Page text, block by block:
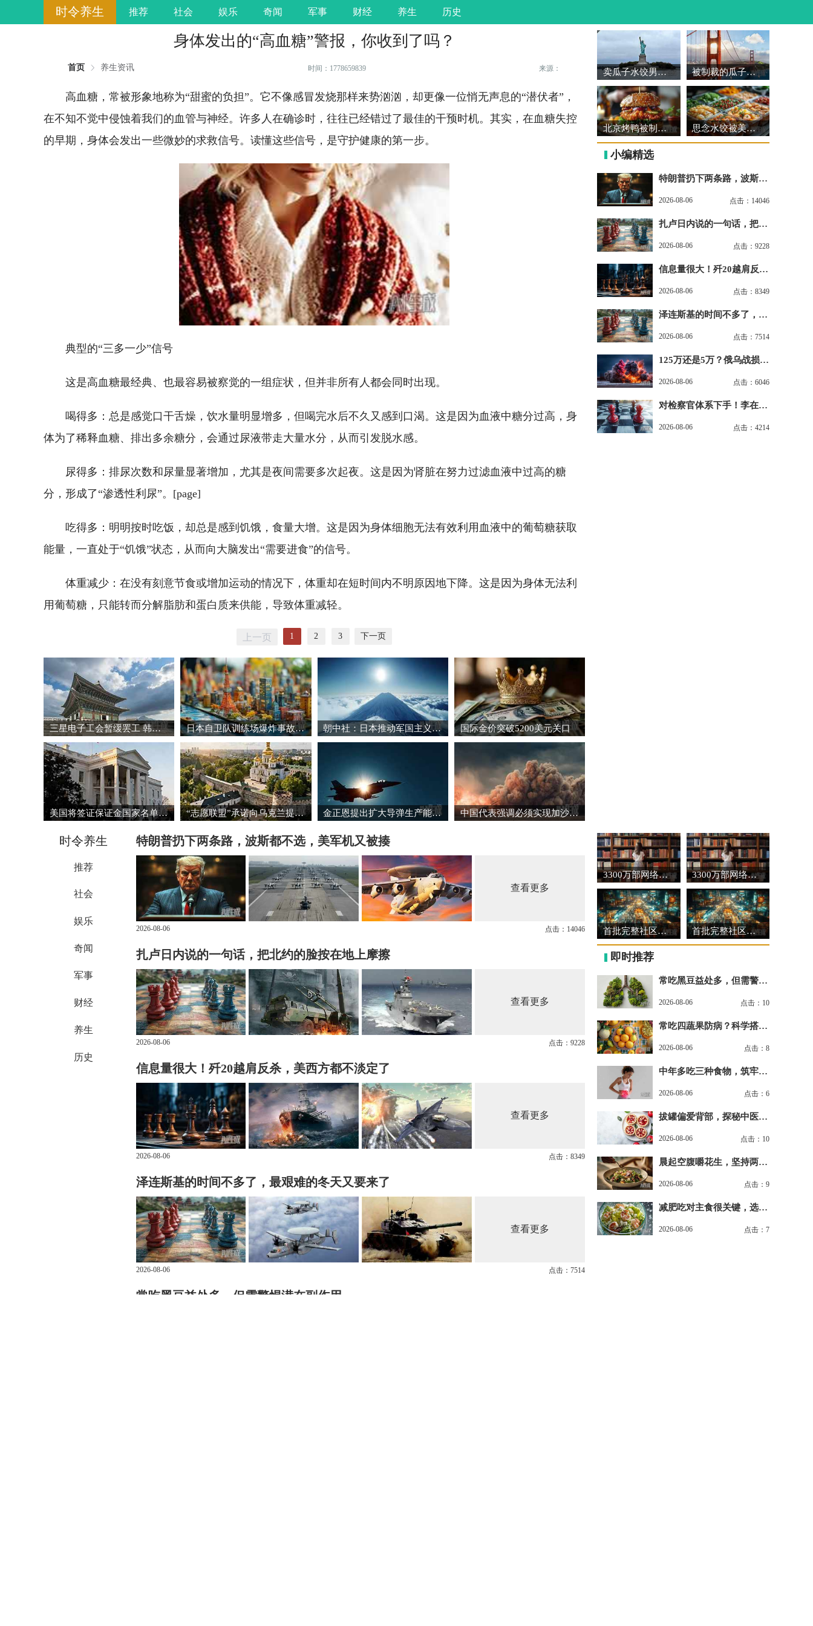
时令养生 推荐 社会 娱乐 奇闻 军事 财经 养生 历史
身体发出的“高血糖”警报，你收到了吗？
首页 养生资讯 时间：1778659839 来源：
高血糖，常被形象地称为“甜蜜的负担”。它不像感冒发烧那样来势汹汹，却更像一位悄无声息的“潜伏者”，
在不知不觉中侵蚀着我们的血管与神经。许多人在确诊时，往往已经错过了最佳的干预时机。其实，在血糖失控
的早期，身体会发出一些微妙的求救信号。读懂这些信号，是守护健康的第一步。
典型的“三多一少”信号
这是高血糖最经典、也最容易被察觉的一组症状，但并非所有人都会同时出现。
喝得多：总是感觉口干舌燥，饮水量明显增多，但喝完水后不久又感到口渴。这是因为血液中糖分过高，身
体为了稀释血糖、排出多余糖分，会通过尿液带走大量水分，从而引发脱水感。
尿得多：排尿次数和尿量显著增加，尤其是夜间需要多次起夜。这是因为肾脏在努力过滤血液中过高的糖
分，形成了“渗透性利尿”。[page]
吃得多：明明按时吃饭，却总是感到饥饿，食量大增。这是因为身体细胞无法有效利用血液中的葡萄糖获取
能量，一直处于“饥饿”状态，从而向大脑发出“需要进食”的信号。
体重减少：在没有刻意节食或增加运动的情况下，体重却在短时间内不明原因地下降。这是因为身体无法利
用葡萄糖，只能转而分解脂肪和蛋白质来供能，导致体重减轻。
上一页 1 2 3 下一页
三星电子工会暂缓罢工 韩国股市强劲反弹 日本自卫队训练场爆炸事故致3死1重伤 朝中社：日本推动军国主义复活将触碰“红线” 国际金价突破5200美元关口
美国将签证保证金国家名单扩大至38国 “志愿联盟”承诺向乌克兰提供安全保障 金正恩提出扩大导弹生产能力的必要性 中国代表强调必须实现加沙全面持久停火
卖瓜子水饺男装，怎会威胁美国？ 被制裁的瓜子：荒诞背后的贸易真相
北京烤鸭被制裁：欧盟贸易保护与产业焦虑的缩影 思念水饺被美制裁：政治操弄下的荒诞闹剧
小编精选
特朗普扔下两条路，波斯都
2026-08-06 点击：14046
扎卢日内说的一句话，把北
2026-08-06 点击：9228
信息量很大！歼20越肩反
2026-08-06 点击：8349
泽连斯基的时间不多了，最
2026-08-06 点击：7514
125万还是5万？俄乌战损数
2026-08-06 点击：6046
对检察官体系下手！李在明
2026-08-06 点击：4214
时令养生
推荐
社会
娱乐
奇闻
军事
财经
养生
历史
特朗普扔下两条路，波斯都不选，美军机又被揍
查看更多
2026-08-06 点击：14046
扎卢日内说的一句话，把北约的脸按在地上摩擦
查看更多
2026-08-06 点击：9228
信息量很大！歼20越肩反杀，美西方都不淡定了
查看更多
2026-08-06 点击：8349
泽连斯基的时间不多了，最艰难的冬天又要来了
查看更多
2026-08-06 点击：7514
常吃黑豆益处多，但需警惕潜在副作用
3300万部网络文学作品见证时代脉动 3300万部网络文学作品见证时代脉动
首批完整社区建设可复制经验做法清单发布 首批完整社区建设可复制经验做法清单发布
即时推荐
常吃黑豆益处多，但需警惕
2026-08-06 点击：10
常吃四蔬果防病？科学搭配
2026-08-06 点击：8
中年多吃三种食物，筑牢身
2026-08-06 点击：6
拔罐偏爱背部，探秘中医经
2026-08-06 点击：10
晨起空腹嚼花生，坚持两周
2026-08-06 点击：9
减肥吃对主食很关键，选对
2026-08-06 点击：7